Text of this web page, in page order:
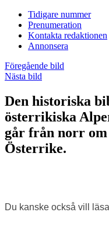
Tidigare nummer
Prenumeration
Kontakta redaktionen
Annonsera
Föregående bild
Nästa bild
Den historiska
österrikiska
går från norr
Österrike.
Du kanske också vill